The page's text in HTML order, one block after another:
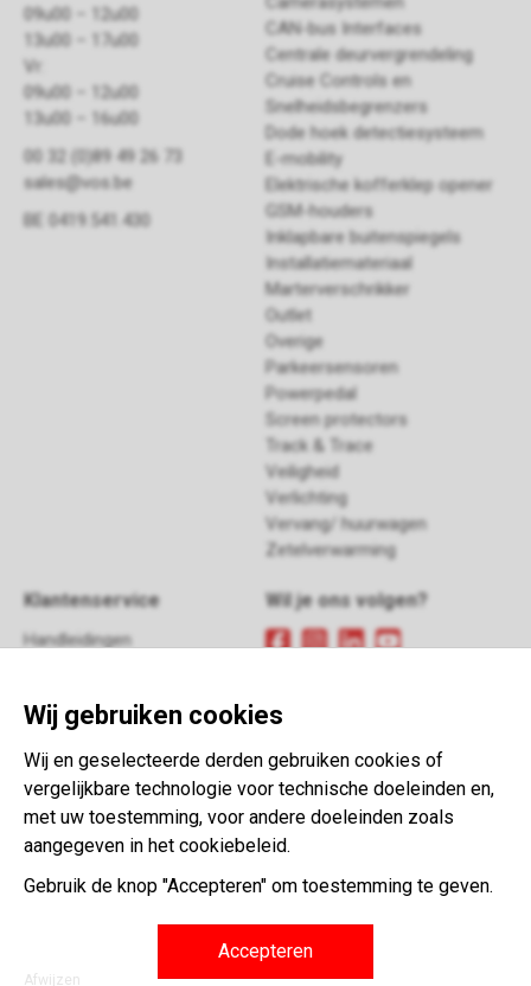
09u00 – 12u00
13u00 – 17u00
Vr:
09u00 – 12u00
13u00 – 16u00
00 32 (0)89 49 26 73
sales@vos.be
BE 0419.541.430
CAN-bus Interfaces
Centrale deurvergrendeling
Cruise Controls en
Snelheidsbegrenzers
Dode hoek detectiesysteem
E-mobility
Elektrische kofferklep opener
GSM-houders
Inklapbare buitenspiegels
Installatiemateriaal
Marterverschrikker
Outlet
Overige
Parkeersensoren
Powerpedal
Screen protectors
Track & Trace
Veiligheid
Verlichting
Vervang/ huurwagen
Zetelverwarming
Klantenservice
Handleidingen
Contact
Wil je ons volgen?
nieuwsbrief
This website is developed with the
support of:
Wij gebruiken cookies
Wij en geselecteerde derden gebruiken cookies of
vergelijkbare technologie voor technische doeleinden en,
met uw toestemming, voor andere doeleinden zoals
aangegeven in het cookiebeleid.
Gebruik de knop "Accepteren" om toestemming te geven.
Afwijzen
Accepteren